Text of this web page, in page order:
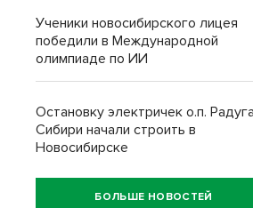
Ученики новосибирского лицея
победили в Международной
олимпиаде по ИИ
Остановку электричек о.п. Радуга
Сибири начали строить в
Новосибирске
БОЛЬШЕ НОВОСТЕЙ